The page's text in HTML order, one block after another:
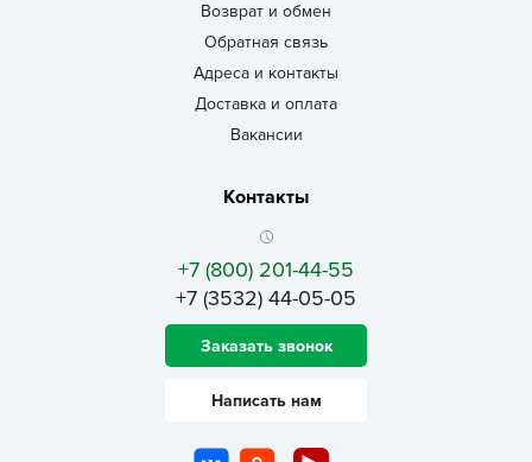
Возврат и обмен
Обратная связь
Адреса и контакты
Доставка и оплата
Вакансии
Контакты
+7 (800) 201-44-55
+7 (3532) 44-05-05
Заказать звонок
Написать нам